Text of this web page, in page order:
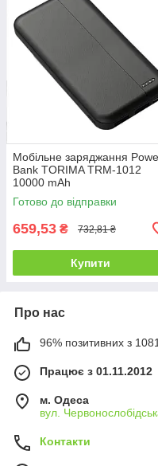
Мобільне заряджання
Bank TORIMA TRM-1012
10000 mAh
Готово до відправки
659,53 ₴ 732,81 ₴
Купити
Про нас
96% позитивних з 1081
Працює з 01.11.2012
м. Одеса
вул.
Контакти